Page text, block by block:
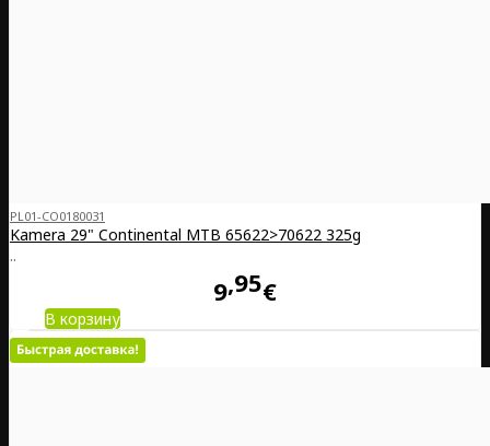
PL01-CO0180031
Kamera 29" Continental MTB 65­622­>70­622 325g
..
9 95€
В корзину